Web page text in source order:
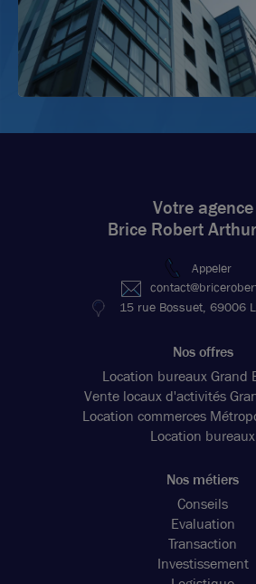
Votre agence
Brice Robert
Appeler
15 rue Bossuet, 69006
Nos offres
Location bureaux Grand
Vente locaux d'activités
Location commerces
Location bureaux
Nos métiers
Conseils
Evaluation
Transaction
Investissement